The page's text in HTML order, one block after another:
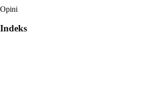
Opini
Indeks